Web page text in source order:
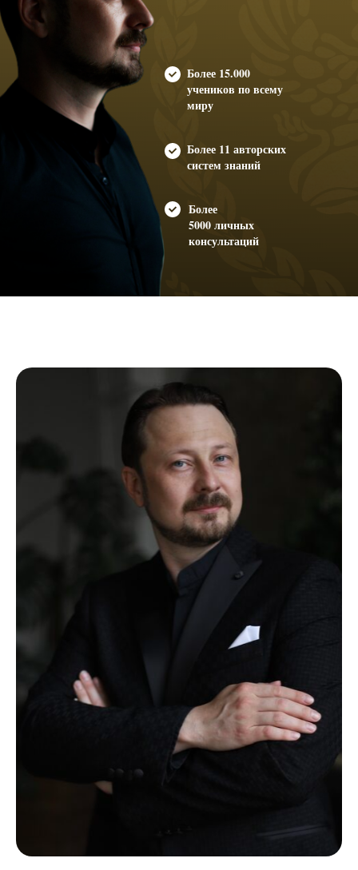
Более 15.000
учеников по всему
миру
Более 11 авторских
систем знаний
Более
5000 личных
консультаций